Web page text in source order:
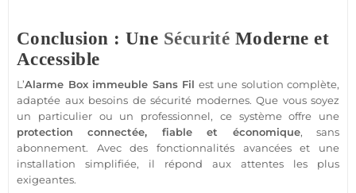
Conclusion : Une Sécurité Moderne et
Accessible
L’Alarme Box immeuble Sans Fil est une solution complète,
adaptée aux besoins de sécurité modernes. Que vous soyez
un particulier ou un professionnel, ce systèmeoffre une
protection
connectée, fiableet économique,sans
abonnement. Avec des fonctionnalités avancées et une
installation simplifiée, il répond aux attentes les plus
exigeantes.